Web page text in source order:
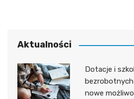
Aktualności
Dotacje i
nowe